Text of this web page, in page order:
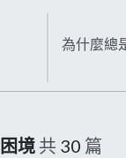
為什麼總
境 共 30 篇